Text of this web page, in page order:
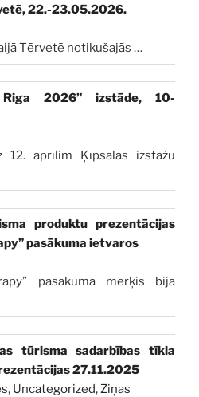
22.-23.05.2026.
Tērvetē notikušajās …
Riga 2026” izstāde, 10-
12. aprīlim Ķīpsalas izstāžu
produktu prezentācijas
pasākuma ietvaros
pasākuma mērķis bija
tūrisma sadarbības tīkla
27.11.2025
, Uncategorized, Ziņas